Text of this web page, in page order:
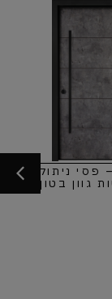
8060 – פסי ניתוק /
גוון בטון